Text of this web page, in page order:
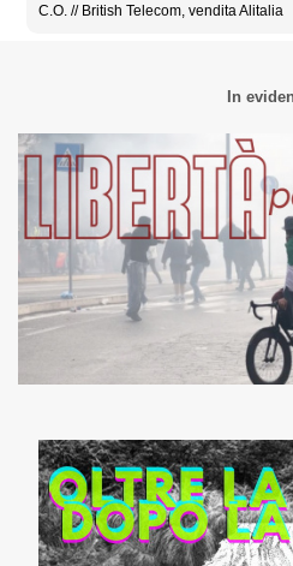
C.O. // British Telecom, vendita Alitalia
In